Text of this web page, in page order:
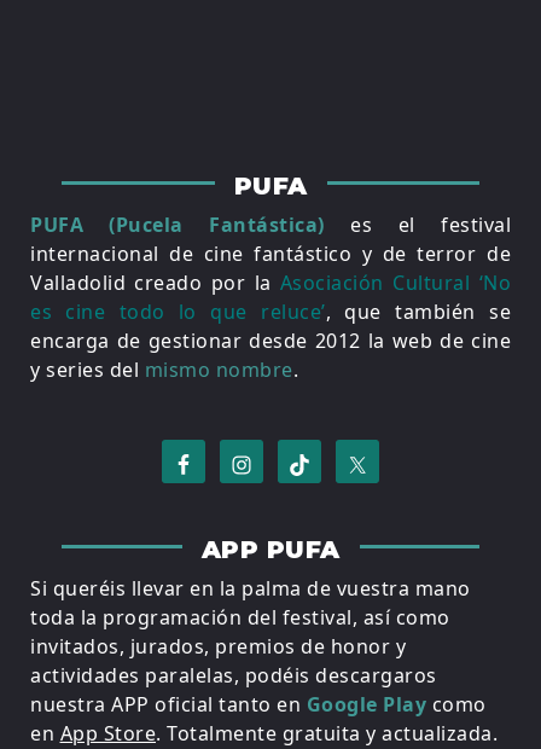
PUFA
PUFA (Pucela Fantástica) es el festival
internacional de cine fantástico y de terror de
Valladolid creado por la Asociación Cultural ‘No
es cine todo lo que reluce’, que también se
encarga de gestionar desde 2012 la web de cine
y series del mismo nombre.
APP PUFA
Si queréis llevar en la palma de vuestra mano
toda la programación del festival, así como
invitados, jurados, premios de honor y
actividades paralelas, podéis descargaros
nuestra APP oficial tanto en Google Play como
en App Store. Totalmente gratuita y actualizada.